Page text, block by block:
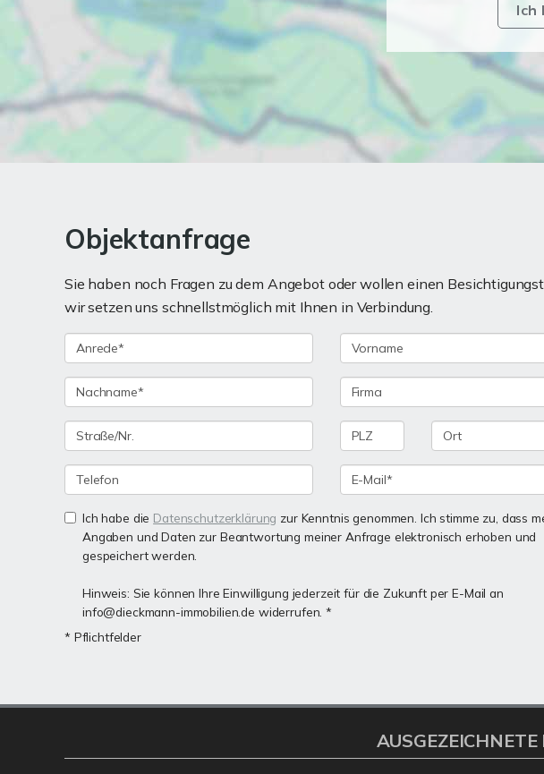
Ich
Objektanfrage
Sie haben noch Fragen zu dem Angebot oder wollen einen
wir setzen uns schnellstmöglich mit Ihnen in Verbindung.
Ich habe die Datenschutzerklärung zur Kenntnis genommen. Ich stimme zu, dass
Angaben und Daten zur Beantwortung meiner Anfrage elektronisch erhoben und
gespeichert werden.
Hinweis: Sie können Ihre Einwilligung jederzeit für die Zukunft per E-Mail an
info@dieckmann-immobilien.de widerrufen. *
* Pflichtfelder